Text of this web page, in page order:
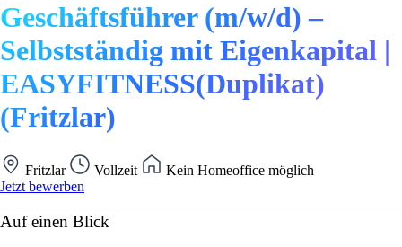
Geschäftsführer (m/w/d) –
Selbstständig mit Eigenkapital |
EASYFITNESS(Duplikat)
(Fritzlar)
Fritzlar Vollzeit
Kein Homeoffice möglich
Jetzt bewerben
Auf einen Blick